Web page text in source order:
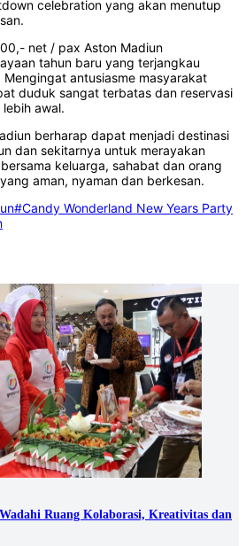
celebration yang akan menutup
net / pax Aston Madiun
tahun baru yang terjangkau
antusiasme masyarakat
duduk sangat terbatas dan reservasi
awal.
berharap dapat menjadi destinasi
dan sekitarnya untuk merayakan
keluarga, sahabat dan orang
aman, nyaman dan berkesan.
#Candy Wonderland New Years Party
Ruang Kolaborasi, Kreativitas dan